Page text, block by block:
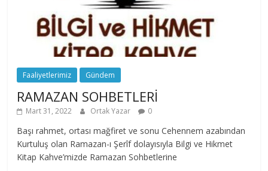
Faaliyetlerimiz Gündem
RAMAZAN SOHBETLERİ
Mart 31, 2022 Ortak Yazar 0
Başı rahmet, ortası mağfiret ve sonu Cehennem azabından
Kurtuluş olan Ramazan-ı Şerîf dolayısıyla Bilgi ve Hikmet
Kitap Kahve’mizde Ramazan Sohbetlerine